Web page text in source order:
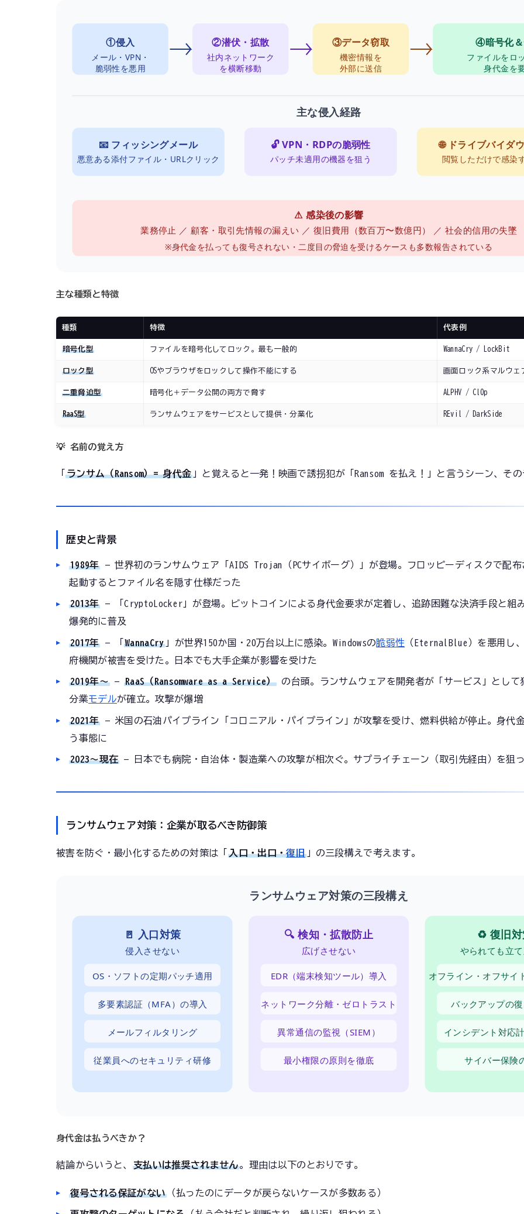
①侵入
メール・VPN・
脆弱性を悪用
②潜伏・拡散
社内ネットワーク
を横断移動
③データ窃取
機密情報を
外部に送信
④暗号化
ファイルをロ
身代金を
主な侵入経路
📧 フィッシングメール
悪意ある添付ファイル・URLクリック
🔓 VPN・RDPの脆弱性
パッチ未適用の機器を狙う
🌐 ドライブバイダ
閲覧しただけで感染
⚠️ 感染後の影響
業務停止 ／ 顧客・取引先情報の漏えい ／ 復旧費用（数百万〜数億円） ／ 社会的信用の失墜
※身代金を払っても復号されない・二度目の脅迫を受けるケースも多数報告されている
主な種類と特徴
種類 特徴 代表例
暗号化型 ファイルを暗号化してロック。最も一般的 WannaCry / LockBit
ロック型 OSやブラウザをロックして操作不能にする 画面ロック系マルウェ
二重脅迫型 暗号化＋データ公開の両方で脅す ALPHV / Cl0p
RaaS型 ランサムウェアをサービスとして提供・分業化 REvil / DarkSide
💡 名前の覚え方
「ランサム（Ransom）= 身代金」と覚えると一発！映画で誘拐犯が「Ransom を払え！」と言うシーン、そ
歴史と背景
1989年 — 世界初のランサムウェア「AIDS Trojan（PCサイボーグ）」が登場。フロッピーディスクで配
起動するとファイル名を隠す仕様だった
2013年 — 「CryptoLocker」が登場。ビットコインによる身代金要求が定着し、追跡困難な決済手段と組
爆発的に普及
2017年 — 「WannaCry 」が世界150か国・20万台以上に感染。Windowsの脆弱性 （EternalBlue）を悪用し
府機関が被害を受けた。日本でも大手企業が影響を受けた
2019年〜—RaaS（Ransomware as a Service）の台頭。ランサムウェアを開発者が「サービス」として
分業モデルが確立。攻撃が爆増
2021年 — 米国の石油パイプライン「コロニアル・パイプライン」が攻撃を受け、燃料供給が停止。身代
う事態に
2023〜現在— 日本でも病院・自治体・製造業への攻撃が相次ぐ。サプライチェーン（取引先経由）を狙
ランサムウェア対策：企業が取るべき防御策
被害を防ぐ・最小化するための対策は「 入口・出口・復旧」の三段構えで考えます。
ランサムウェア対策の三段構え
🚪 入口対策
侵入させない
OS・ソフトの定期パッチ適用
多要素認証（MFA）の導入
メールフィルタリング
従業員へのセキュリティ研修
🔍 検知・拡散防止
広げさせない
EDR（端末検知ツール）導入
ネットワーク分離・ゼロトラスト
異常通信の監視（SIEM）
最小権限の原則を徹底
♻️ 復旧
やられても立
オフライン・オフサイ
バックアップの
インシデント対応
サイバー保険
身代金は払うべきか？
結論からいうと、 支払いは推奨されません。理由は以下のとおりです。
復号される保証がない（払ったのにデータが戻らないケースが多数ある）